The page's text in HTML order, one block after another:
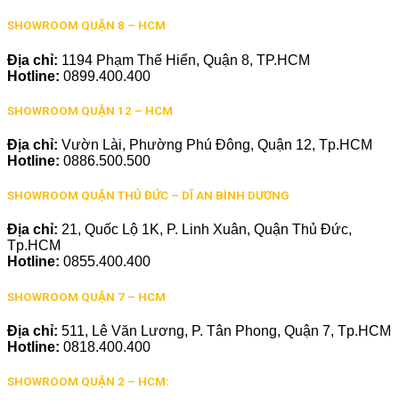
SHOWROOM QUẬN 8 – HCM
Địa chỉ: 1194 Phạm Thế Hiển, Quận 8, TP.HCM
Hotline: 0899.400.400
SHOWROOM QUẬN 12 – HCM
Địa chỉ: Vườn Lài, Phường Phú Đông, Quận 12, Tp.HCM
Hotline: 0886.500.500
SHOWROOM QUẬN THỦ ĐỨC – DĨ AN BÌNH DƯƠNG
Địa chỉ: 21, Quốc Lộ 1K, P. Linh Xuân, Quận Thủ Đức,
Tp.HCM
Hotline: 0855.400.400
SHOWROOM QUẬN 7 – HCM
Địa chỉ: 511, Lê Văn Lương, P. Tân Phong, Quận 7, Tp.HCM
Hotline: 0818.400.400
SHOWROOM QUẬN 2 – HCM: